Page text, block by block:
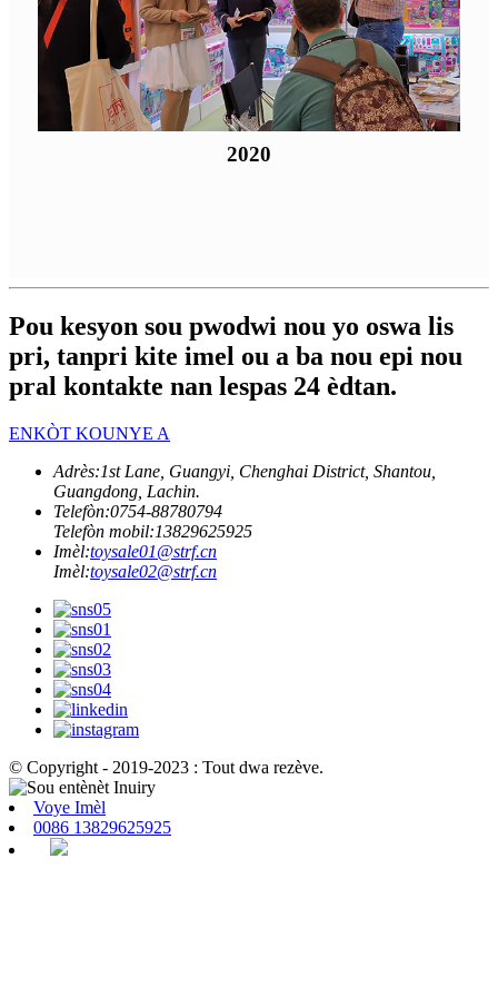
2020
Pou kesyon sou pwodwi nou yo oswa lis
pri, tanpri kite imel ou a ba nou epi nou
pral kontakte nan lespas 24 èdtan.
ENKÒT KOUNYE A
Adrès:1st Lane, Guangyi, Chenghai District, Shantou,
Guangdong, Lachin.
Telefòn:0754-88780794
Telefòn mobil:13829625925
Imèl:toysale01@strf.cn
Imèl:toysale02@strf.cn
© Copyright - 2019-2023 : Tout dwa rezève.
Voye Imèl
0086 13829625925